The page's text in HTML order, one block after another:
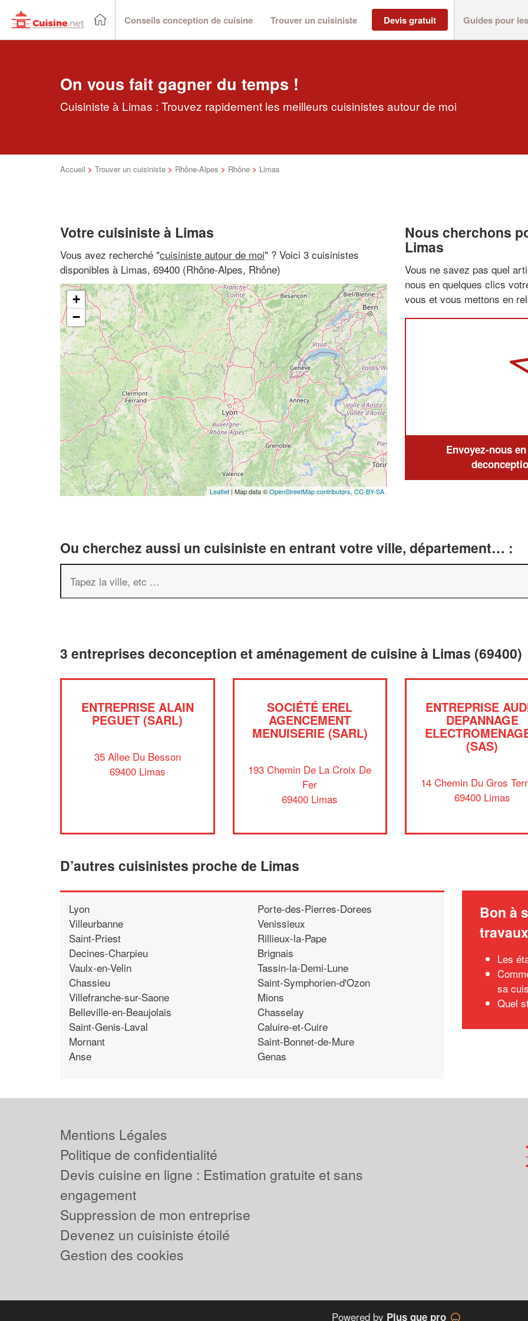
Conseils conception de cuisine Trouver un cuisiniste Devis gratuit Guides pour
On vous fait gagner du temps !
Cuisiniste à Limas : Trouvez rapidement les meilleurs cuisinistes autour de moi
Accueil > Trouver un cuisiniste > Rhône-Alpes > Rhône > Limas
Votre cuisiniste à Limas
Vous avez recherché "cuisiniste autour de moi" ? Voici 3 cuisinistes
disponibles à Limas, 69400 (Rhône-Alpes, Rhône)
+
−
Leaflet | Map data ©OpenStreetMap contributors, CC-BY-SA
Nous cherchons
Limas
Vous ne savez pas quel
nous en quelques clics
vous et vous mettons en
Envoyez-nous
Ou cherchez aussi un cuisiniste en entrant votre ville, département… :
3 entreprises deconception et aménagement de cuisine à Limas (69400)
ENTREPRISE ALAIN
PEGUET (SARL)
35 Allee Du Besson
69400 Limas
SOCIÉTÉ EREL
AGENCEMENT
MENUISERIE (SARL)
193 Chemin De La Croix De
Fer
69400 Limas
ENTREPRISE
DEPANNAGE
(SAS)
14 Chemin Du Gros
69400 Limas
D’autres cuisinistes proche de Limas
Lyon
Villeurbanne
Saint-Priest
Decines-Charpieu
Vaulx-en-Velin
Chassieu
Villefranche-sur-Saone
Belleville-en-Beaujolais
Saint-Genis-Laval
Mornant
Anse
Porte-des-Pierres-Dorees
Venissieux
Rillieux-la-Pape
Brignais
Tassin-la-Demi-Lune
Saint-Symphorien-d'Ozon
Mions
Chasselay
Caluire-et-Cuire
Saint-Bonnet-de-Mure
Genas
Bon à
travaux
Les
sa
Quel
Mentions Légales
Politique de confidentialité
Devis cuisine en ligne : Estimation gratuite et sans
engagement
Suppression de mon entreprise
Devenez un cuisiniste étoilé
Gestion des cookies
Powered by Plus que pro